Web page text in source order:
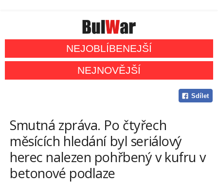
NEJOBLÍBENEJŠÍ
NEJNOVĚJŠÍ
Sdílet
Smutná zpráva. Po čtyřech
měsících hledání byl seriálový
herec nalezen pohřbený v kufru v
betonové podlaze